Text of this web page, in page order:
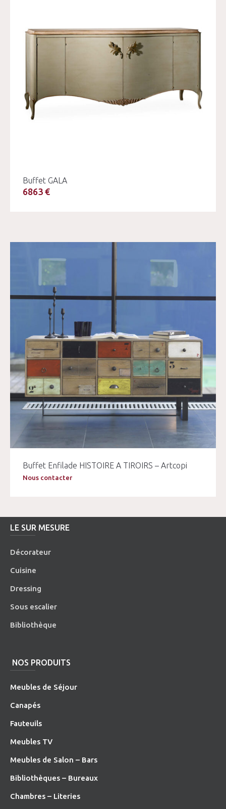
Buffet GALA
6863 €
Buffet Enfilade HISTOIRE A TIROIRS – Artcopi
Nous contacter
LE SUR MESURE
Décorateur
Cuisine
Dressing
Sous escalier
Bibliothèque
NOS PRODUITS
Meubles de Séjour
Canapés
Fauteuils
Meubles TV
Meubles de Salon – Bars
Bibliothèques – Bureaux
Chambres – Literies